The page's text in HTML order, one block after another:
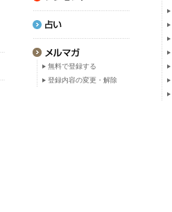
無料で登録する
登録内容の変更・解除